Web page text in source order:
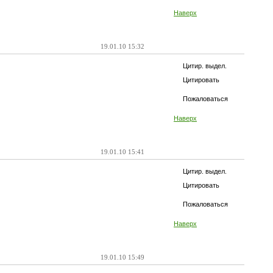
Наверх
19.01.10 15:32
Цитир. выдел.
Цитировать
Пожаловаться
Наверх
19.01.10 15:41
Цитир. выдел.
Цитировать
Пожаловаться
Наверх
19.01.10 15:49